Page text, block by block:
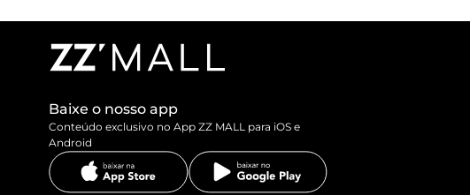
Baixe o nosso app
Conteúdo exclusivo no App ZZ MALL para iOS e
Android